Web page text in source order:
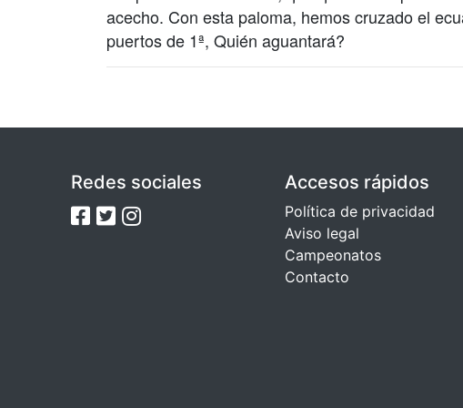
acecho. Con esta paloma, hemos cruzado el
puertos de 1ª, Quién aguantará?
Redes sociales Accesos rápidos
Política de privacidad
Aviso legal
Campeonatos
Contacto